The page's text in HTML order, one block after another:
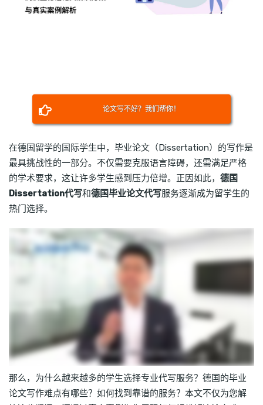
论文写不好？我们帮你！
在德国留学的国际学生中，毕业论文（Dissertation）的写作是
最具挑战性的一部分。不仅需要克服语言障碍，还需满足严格
的学术要求，这让许多学生感到压力倍增。正因如此， 德国
Dissertation代写和德国毕业论文代写服务逐渐成为留学生的
热门选择。
那么，为什么越来越多的学生选择专业代写服务？德国的毕业
论文写作难点有哪些？如何找到靠谱的服务？本文不仅为您解